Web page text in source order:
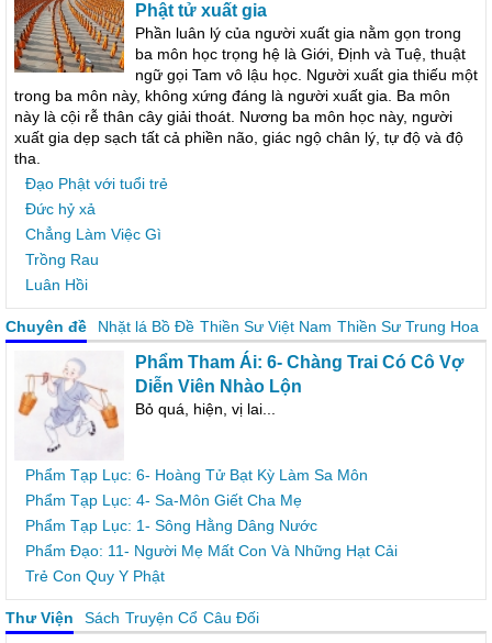
Phật tử xuất gia
Phần luân lý của người xuất gia nằm gọn trong
ba môn học trọng hệ là Giới, Định và Tuệ, thuật
ngữ gọi Tam vô lậu học. Người xuất gia thiếu một
trong ba môn này, không xứng đáng là người xuất gia. Ba môn
này là cội rễ thân cây giải thoát. Nương ba môn học này, người
xuất gia dẹp sạch tất cả phiền não, giác ngộ chân lý, tự độ và độ
tha.
Đạo Phật với tuổi trẻ
Đức hỷ xả
Chẳng Làm Việc Gì
Trồng Rau
Luân Hồi
Chuyên đề Nhặt lá Bồ Đề Thiền Sư Việt Nam Thiền Sư Trung Hoa
Phẩm Tham Ái: 6- Chàng Trai Có Cô Vợ
Diễn Viên Nhào Lộn
Bỏ quá, hiện, vị lai...
Phẩm Tạp Lục: 6- Hoàng Tử Bạt Kỳ Làm Sa Môn
Phẩm Tạp Lục: 4- Sa-Môn Giết Cha Mẹ
Phẩm Tạp Lục: 1- Sông Hằng Dâng Nước
Phẩm Ðạo: 11- Người Mẹ Mất Con Và Những Hạt Cải
Trẻ Con Quy Y Phật
Thư Viện Sách Truyện Cổ Câu Đối